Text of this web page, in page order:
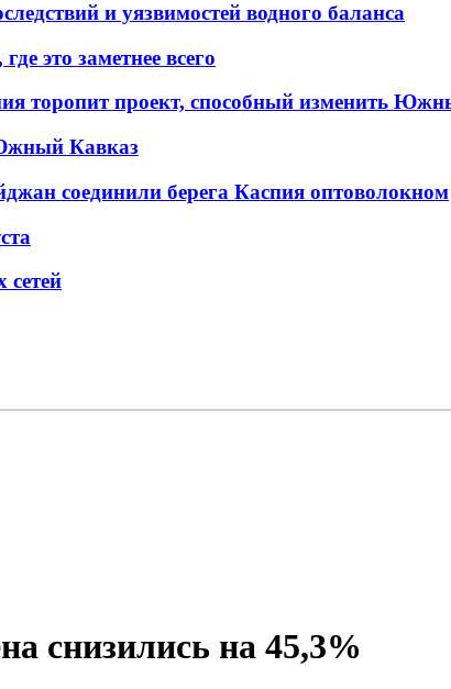
и уязвимостей водного баланса
это заметнее всего
торопит проект, способный изменить
Кавказ
соединили берега Каспия оптоволокном
сетей
снизились на 45,3%